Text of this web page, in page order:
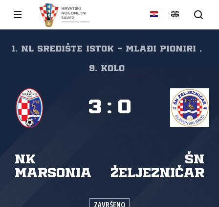
1. NL Središte Istok - Mlađi pioniri ,
9. kolo
NK
Marsonia
ŠN
Željezničar
3 : 0